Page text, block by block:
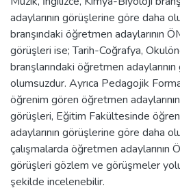
adaylarının görüşlerine göre daha
branşındaki öğretmen adaylarının
görüşleri ise; Tarih-Coğrafya,
branşlarındaki öğretmen
olumsuzdur. Ayrıca Pedagojik
öğrenim gören öğretmen
görüşleri, Eğitim Fakültesinde
adaylarının görüşlerine göre daha
çalışmalarda öğretmen adaylarının
görüşleri gözlem ve görüşmeler
şekilde incelenebilir.